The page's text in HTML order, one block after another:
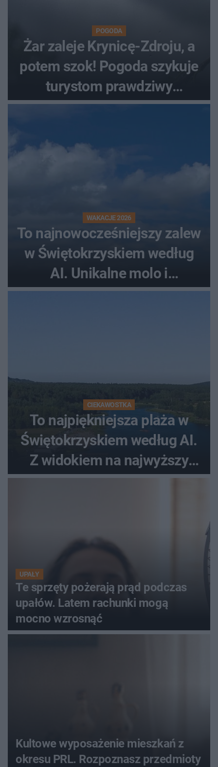
POGODA
Żar zaleje Krynicę-Zdroju, a
potem szok! Pogoda szykuje
turystom prawdziwy
rollercoaster
WAKACJE 2026
To najnowocześniejszy zalew
w Świętokrzyskiem według
AI. Unikalne molo i
promenada
CIEKAWOSTKA
To najpiękniejsza plaża w
Świętokrzyskiem według AI.
Z widokiem na najwyższy
szczyt Gór Świętokrzyskich
UPAŁY
Te sprzęty pożerają prąd podczas
upałów. Latem rachunki mogą
mocno wzrosnąć
Kultowe wyposażenie mieszkań z
okresu PRL. Rozpoznasz przedmioty